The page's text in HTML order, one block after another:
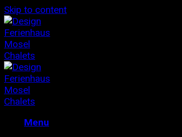
Skip to content
Menu